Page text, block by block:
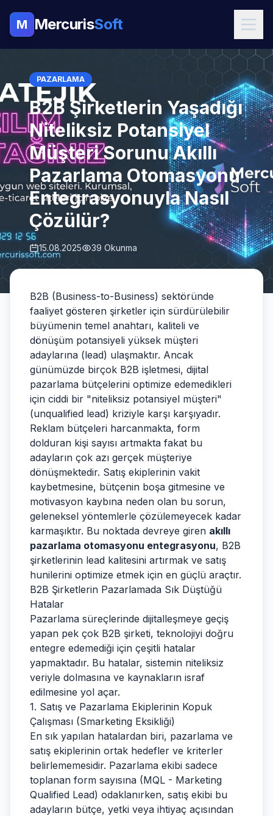
M MercurisSoft
PAZARLAMA
B2B Şirketlerin Yaşadığı
Niteliksiz Potansiyel
Müşteri Sorunu Akıllı
Pazarlama Otomasyonu
Entegrasyonuyla Nasıl
Çözülür?
15.08.2025 39 Okunma
B2B (Business-to-Business) sektöründe
faaliyet gösteren şirketler için sürdürülebilir
büyümenin temel anahtarı, kaliteli ve
dönüşüm potansiyeli yüksek müşteri
adaylarına (lead) ulaşmaktır. Ancak
günümüzde birçok B2B işletmesi, dijital
pazarlama bütçelerini optimize edemedikleri
için ciddi bir "niteliksiz potansiyel müşteri"
(unqualified lead) kriziyle karşı karşıyadır.
Reklam bütçeleri harcanmakta, form
dolduran kişi sayısı artmakta fakat bu
adayların çok azı gerçek müşteriye
dönüşmektedir. Satış ekiplerinin vakit
kaybetmesine, bütçenin boşa gitmesine ve
motivasyon kaybına neden olan bu sorun,
geleneksel yöntemlerle çözülemeyecek kadar
karmaşıktır. Bu noktada devreye giren akıllı
pazarlama otomasyonu entegrasyonu, B2B
şirketlerinin lead kalitesini artırmak ve satış
hunilerini optimize etmek için en güçlü araçtır.
B2B Şirketlerin Pazarlamada Sık Düştüğü
Hatalar
Pazarlama süreçlerinde dijitalleşmeye geçiş
yapan pek çok B2B şirketi, teknolojiyi doğru
entegre edemediği için çeşitli hatalar
yapmaktadır. Bu hatalar, sistemin niteliksiz
veriyle dolmasına ve kaynakların israf
edilmesine yol açar.
1. Satış ve Pazarlama Ekiplerinin Kopuk
Çalışması (Smarketing Eksikliği)
En sık yapılan hatalardan biri, pazarlama ve
satış ekiplerinin ortak hedefler ve kriterler
belirlememesidir. Pazarlama ekibi sadece
toplanan form sayısına (MQL - Marketing
Qualified Lead) odaklanırken, satış ekibi bu
adayların bütçe, yetki veya ihtiyaç açısından